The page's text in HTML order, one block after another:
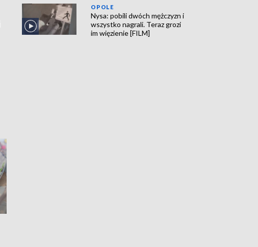
OPOLE
Nysa: pobili dwóch mężczyzn i
wszystko nagrali. Teraz grozi
im więzienie [FILM]